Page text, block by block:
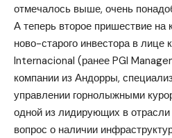
отмечалось выше, очень
А теперь второе пришествие на
ново-старого инвестора в лице
Internacional (ранее PGI
компании из Андорры,
управлении горнолыжными
одной из лидирующих в
вопрос о наличии